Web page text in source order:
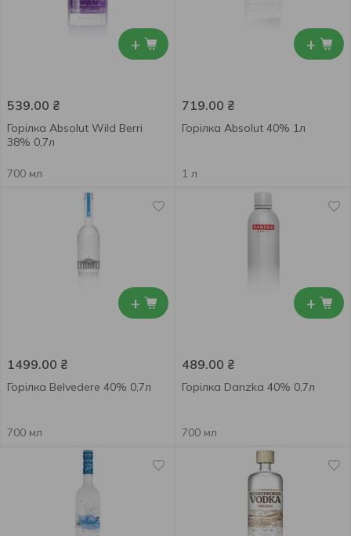
+
539.00 ₴
Горілка Absolut Wild Berri
38% 0,7л
700 мл
+
719.00 ₴
Горілка Absolut 40% 1л
1 л
+
1499.00 ₴
Горілка Belvedere 40% 0,7л
700 мл
+
489.00 ₴
Горілка Danzka 40% 0,7л
700 мл